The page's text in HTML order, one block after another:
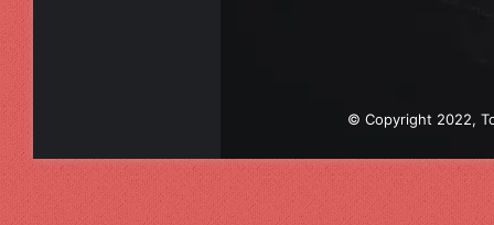
© Copyright 2022,